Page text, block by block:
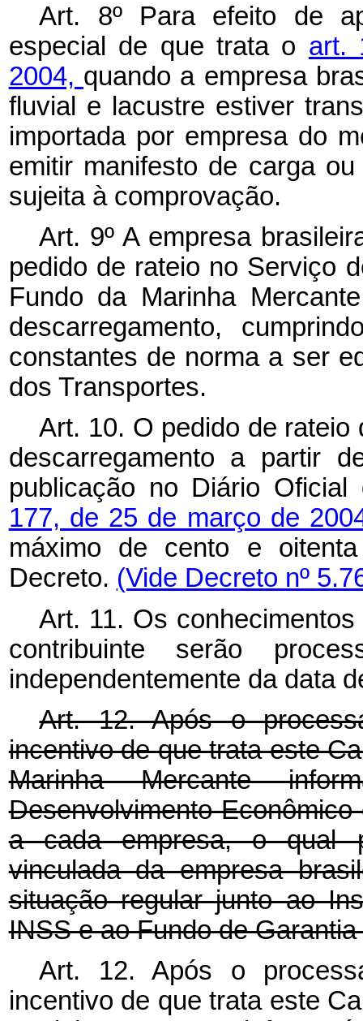
Art. 8º Para efeito de
especial de que trata o art.
2004, quando a empresa
fluvial e lacustre estiver
importada por empresa do
emitir manifesto de carga
sujeita à comprovação.
Art. 9º A empresa
pedido de rateio no Serviço
Fundo da Marinha
descarregamento,
constantes de norma a ser
dos Transportes.
Art. 10. O pedido de
descarregamento a partir
publicação no Diário
177, de 25 de março de
máximo de cento e
Decreto. (Vide Decreto nº
Art. 11. Os
contribuinte serão
independentemente da data
Art. 12. Após o
incentivo de que trata este
Marinha Mercante
Desenvolvimento
a cada empresa, o qual
vinculada da empresa
situação regular junto ao
INSS e ao Fundo de
Art. 12. Após o
incentivo de que trata este